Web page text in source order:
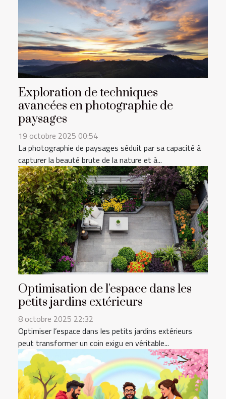
Exploration de techniques
avancées en photographie de
paysages
19 octobre 2025 00:54
La photographie de paysages séduit par sa capacité à
capturer la beauté brute de la nature et à...
Optimisation de l'espace dans les
petits jardins extérieurs
8 octobre 2025 22:32
Optimiser l’espace dans les petits jardins extérieurs
peut transformer un coin exigu en véritable...